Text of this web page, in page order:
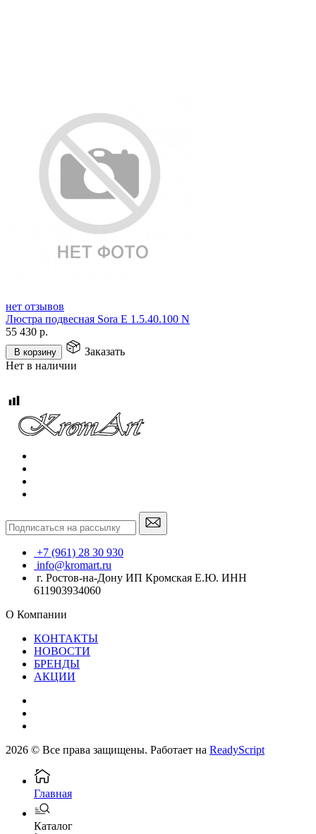
нет отзывов
Люстра подвесная Sora E 1.5.40.100 N
55 430 р.
В корзину
Заказать
Нет в наличии
+7 (961) 28 30 930
info@kromart.ru
г. Ростов-на-Дону ИП Кромская Е.Ю. ИНН
611903934060
О Компании
КОНТАКТЫ
НОВОСТИ
БРЕНДЫ
АКЦИИ
2026 © Все права защищены. Работает на ReadyScript
Главная
Каталог